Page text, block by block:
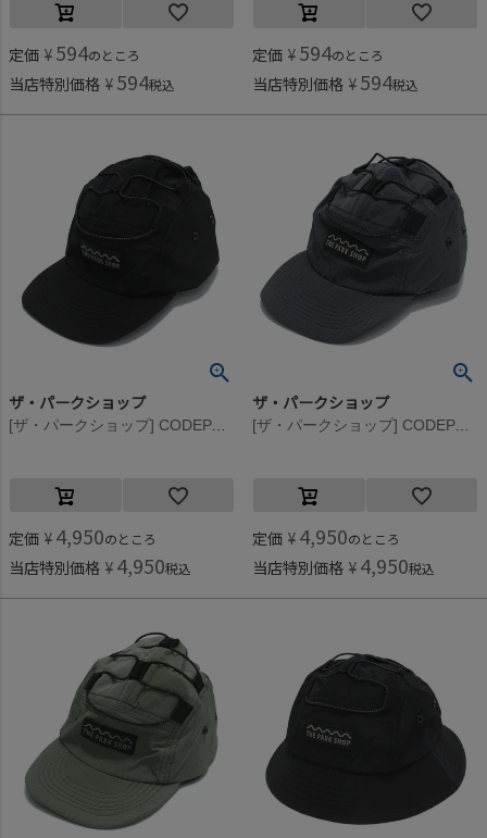
定価 ¥ 594のところ
当店特別価格 ¥ 594税込
定価 ¥ 594のところ
当店特別価格 ¥ 594税込
ザ・パークショップ
[ザ・パークショップ] CODEPARK BIND キャップ ブラック
定価 ¥ 4,950のところ
当店特別価格 ¥ 4,950税込
ザ・パークショップ
[ザ・パークショップ] CODEPARK BIND キャップ ネイビー
定価 ¥ 4,950のところ
当店特別価格 ¥ 4,950税込